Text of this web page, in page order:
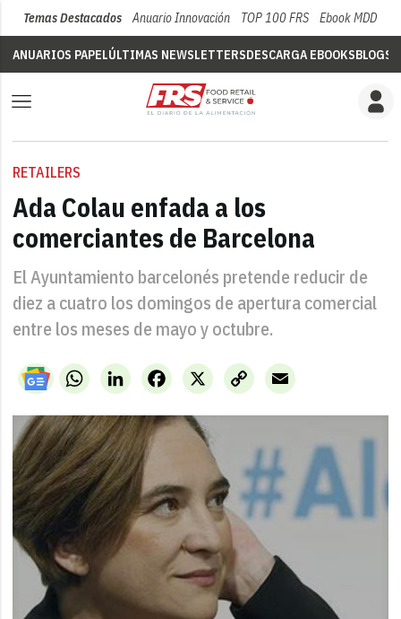
Temas Destacados Anuario Innovación TOP 100 FRS Ebook MDD
ANUARIOS PAPELÚLTIMAS NEWSLETTERSDESCARGA EBOOKSBLOGS
RETAILERS
Ada Colau enfada a los
comerciantes de Barcelona
El Ayuntamiento barcelonés pretende reducir de
diez a cuatro los domingos de apertura comercial
entre los meses de mayo y octubre.
WhatsAppLinkedIn X
Facebook
Copy
Link
Email